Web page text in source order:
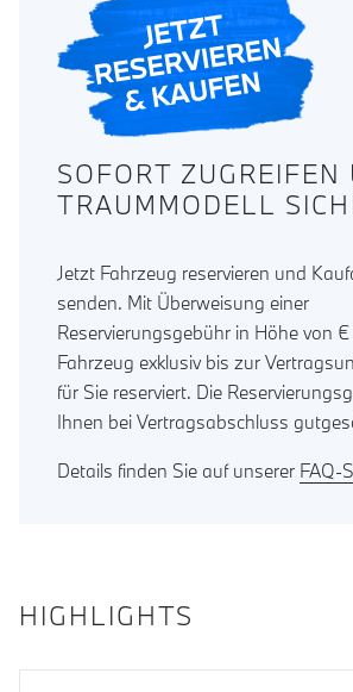
SOFORT ZUGREIFEN
TRAUMMODELL
Jetzt Fahrzeug reservieren und
senden. Mit Überweisung einer
Reservierungsgebühr in Höhe von
Fahrzeug exklusiv bis zur
für Sie reserviert. Die
Ihnen bei Vertragsabschluss
Details finden Sie auf unserer FAQ-
HIGHLIGHTS